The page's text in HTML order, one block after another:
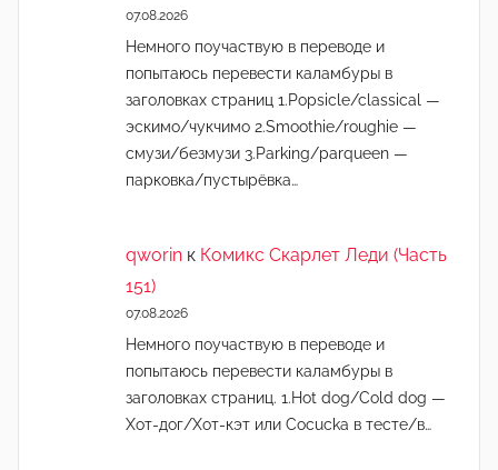
07.08.2026
Немного поучаствую в переводе и
попытаюсь перевести каламбуры в
заголовках страниц 1.Popsicle/classical —
эскимо/чукчимо 2.Smoothie/roughie —
смузи/безмузи 3.Parking/parqueen —
парковка/пустырёвка…
qworin к Комикс Скарлет Леди (Часть
151)
07.08.2026
Немного поучаствую в переводе и
попытаюсь перевести каламбуры в
заголовках страниц. 1.Hot dog/Cold dog —
Хот-дог/Хот-кэт или Cocucka в тесте/в…